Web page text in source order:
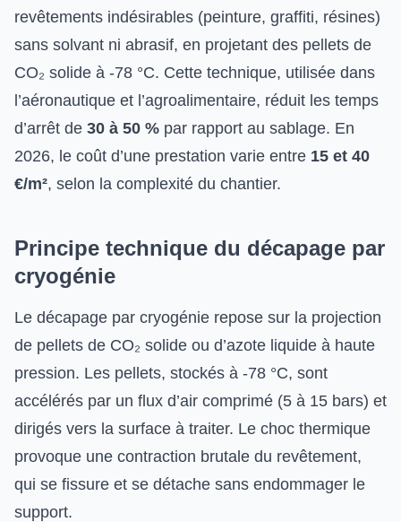
revêtements indésirables (peinture, graffiti, résines)
sans solvant ni abrasif, en projetant des pellets de
CO₂ solide à -78 °C. Cette technique, utilisée dans
l’aéronautique et l’agroalimentaire, réduit les temps
d’arrêt de 30 à 50 % par rapport au sablage. En
2026, le coût d’une prestation varie entre 15 et 40
€/m², selon la complexité du chantier.
Principe technique du décapage par
cryogénie
Le décapage par cryogénie repose sur la projection
de pellets de CO₂ solide ou d’azote liquide à haute
pression. Les pellets, stockés à -78 °C, sont
accélérés par un flux d’air comprimé (5 à 15 bars) et
dirigés vers la surface à traiter. Le choc thermique
provoque une contraction brutale du revêtement,
qui se fissure et se détache sans endommager le
support.